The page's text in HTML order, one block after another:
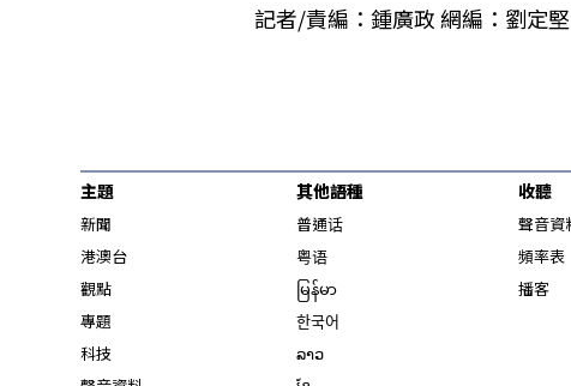
記者/責編：鍾廣政 網編：劉定堅
主題
新聞
港澳台
觀點
專題
科技
其他語種
普通话
粤语
မြန်မာ
한국어
ລາວ
收聽
聲音資
頻率表
播客